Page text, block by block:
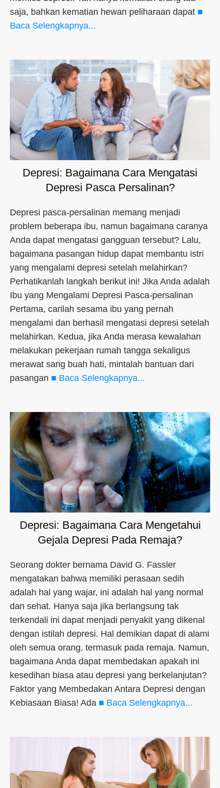
saja, bahkan kematian hewan peliharaan dapat ■
Baca Selengkapnya...
Depresi: Bagaimana Cara Mengatasi
Depresi Pasca Persalinan?
Depresi pasca-persalinan memang menjadi
problem beberapa ibu, namun bagaimana caranya
Anda dapat mengatasi gangguan tersebut? Lalu,
bagaimana pasangan hidup dapat membantu istri
yang mengalami depresi setelah melahirkan?
Perhatikanlah langkah berikut ini! Jika Anda adalah
Ibu yang Mengalami Depresi Pasca-persalinan
Pertama, carilah sesama ibu yang pernah
mengalami dan berhasil mengatasi depresi setelah
melahirkan. Kedua, jika Anda merasa kewalahan
melakukan pekerjaan rumah tangga sekaligus
merawat sang buah hati, mintalah bantuan dari
pasangan ■ Baca Selengkapnya...
Depresi: Bagaimana Cara Mengetahui
Gejala Depresi Pada Remaja?
Seorang dokter bernama David G. Fassler
mengatakan bahwa memiliki perasaan sedih
adalah hal yang wajar, ini adalah hal yang normal
dan sehat. Hanya saja jika berlangsung tak
terkendali ini dapat menjadi penyakit yang dikenal
dengan istilah depresi. Hal demikian dapat di alami
oleh semua orang, termasuk pada remaja. Namun,
bagaimana Anda dapat membedakan apakah ini
kesedihan biasa atau depresi yang berkelanjutan?
Faktor yang Membedakan Antara Depresi dengan
Kebiasaan Biasa! Ada ■ Baca Selengkapnya...